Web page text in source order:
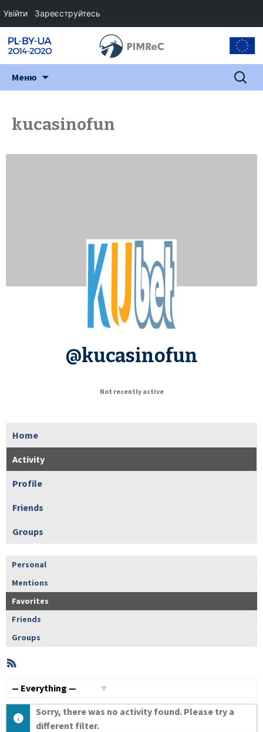
Меню Пошук:
kucasinofun
@kucasinofun
Not recently active
Home
Activity
Profile
Friends
Groups
Personal
Mentions
Favorites
Friends
Groups
Member
Activities
Sorry, there was no activity found. Please try a
different filter.
Увійти Зареєструйтесь